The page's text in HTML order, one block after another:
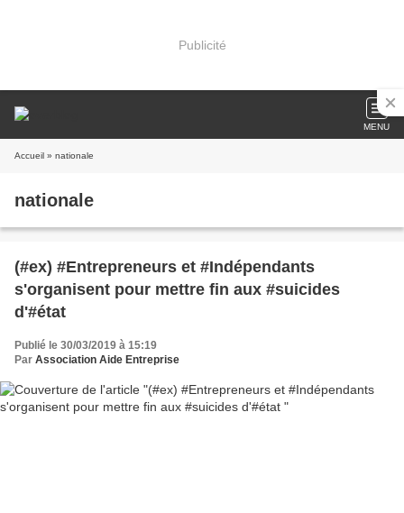
Publicité
MENU
Accueil » nationale
nationale
(#ex) #Entrepreneurs et #Indépendants
s'organisent pour mettre fin aux #suicides
d'#état
Publié le 30/03/2019 à 15:19
Par Association Aide Entreprise